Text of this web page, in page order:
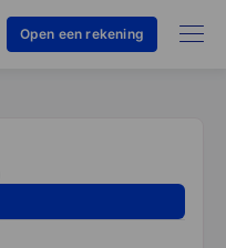
Open een rekening